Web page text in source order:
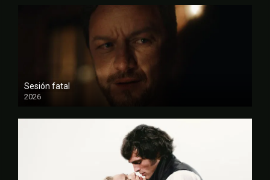
Sesión fatal
2026
FULL HD